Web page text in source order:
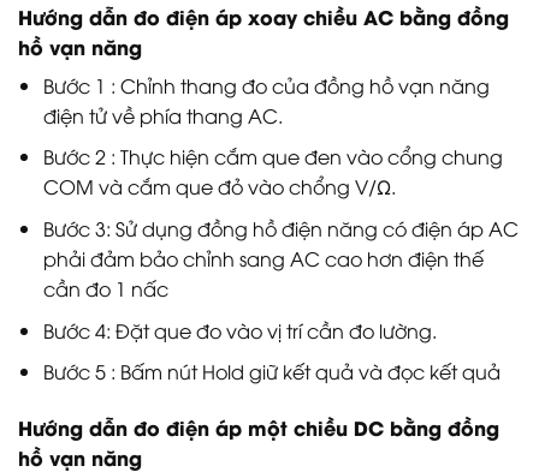
Hướng dẫn đo điện áp xoay chiều AC bằng đồng
hồ vạn năng
Bước 1 : Chỉnh thang đo của đồng hồ vạn năng
điện tử về phía thang AC.
Bước 2 : Thực hiện cắm que đen vào cổng chung
COM và cắm que đỏ vào chổng V/Ω.
Bước 3: Sử dụng đồng hồ điện năng có điện áp AC
phải đảm bảo chỉnh sang AC cao hơn điện thế
cần đo 1 nấc
Bước 4: Đặt que đo vào vị trí cần đo lường.
Bước 5 : Bấm nút Hold giữ kết quả và đọc kết quả
Hướng dẫn đo điện áp một chiều DC bằng đồng
hồ vạn năng